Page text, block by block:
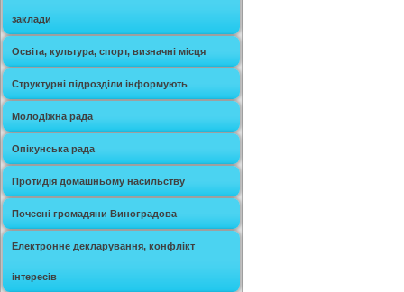
заклади
Освіта, культура, спорт, визначні місця
Структурні підрозділи інформують
Молодіжна рада
Опікунська рада
Протидія домашньому насильству
Почесні громадяни Виноградова
Електронне декларування, конфлікт
інтересів